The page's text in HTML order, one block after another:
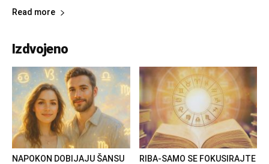
Read more
Izdvojeno
NAPOKON DOBIJAJU ŠANSU
RIBA-SAMO SE FOKUSIRAJTE